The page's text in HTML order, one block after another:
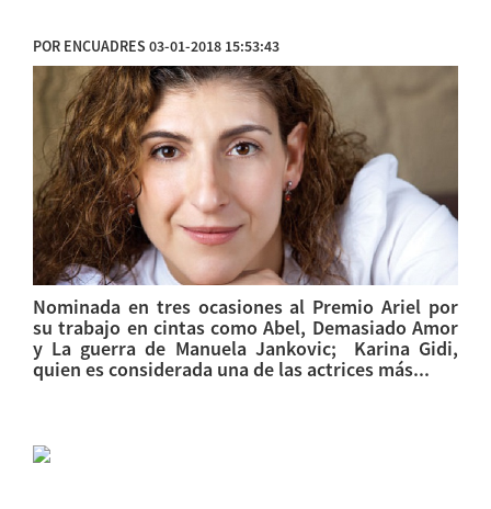
POR ENCUADRES 03-01-2018 15:53:43
Nominada en tres ocasiones al Premio Ariel por
su trabajo en cintas como Abel, Demasiado Amor
y La guerra de Manuela Jankovic; Karina Gidi,
quien es considerada una de las actrices más...